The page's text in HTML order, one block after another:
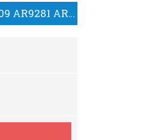
Atheros Mac Hackintosh AR5009 AR9281 AR5B91 Half Mini PCI-e WLAN Card 802.11 N 300Mbps